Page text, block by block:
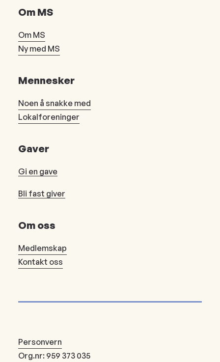
Om MS
Om MS
Ny med MS
Mennesker
Noen å snakke med
Lokalforeninger
Gaver
Gi en gave
Bli fast giver
Om oss
Medlemskap
Kontakt oss
Personvern
Org.nr: 959 373 035